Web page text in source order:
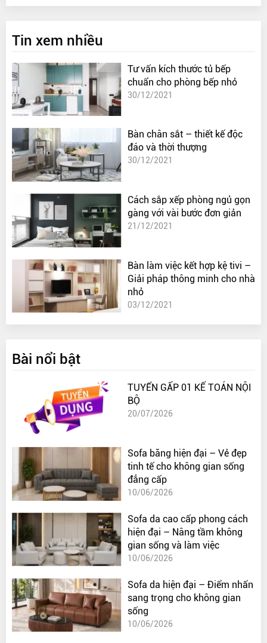
Tin xem nhiều
Tư vấn kích thước tủ bếp
chuẩn cho phòng bếp nhỏ
30/12/2021
Bàn chân sắt – thiết kế độc
đáo và thời thượng
30/12/2021
Cách sắp xếp phòng ngủ gọn
gàng với vài bước đơn giản
21/12/2021
Bàn làm việc kết hợp kệ tivi –
Giải pháp thông minh cho nhà
nhỏ
03/12/2021
Bài nổi bật
TUYỂN GẤP 01 KẾ TOÁN NỘI
BỘ
20/07/2026
Sofa băng hiện đại – Vẻ đẹp
tinh tế cho không gian sống
đẳng cấp
10/06/2026
Sofa da cao cấp phong cách
hiện đại – Nâng tầm không
gian sống và làm việc
10/06/2026
Sofa da hiện đại – Điểm nhấn
sang trọng cho không gian
sống
10/06/2026